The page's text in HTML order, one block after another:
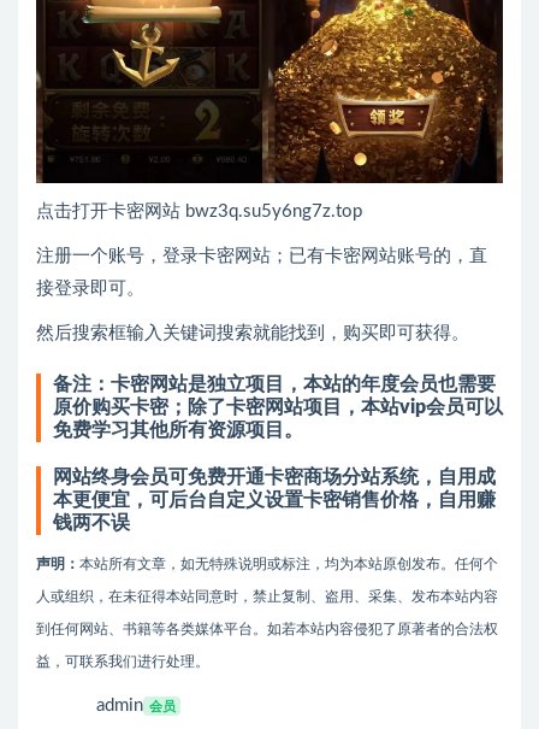
点击打开卡密网站 bwz3q.su5y6ng7z.top
注册一个账号，登录卡密网站；已有卡密网站账号的，直
接登录即可。
然后搜索框输入关键词搜索就能找到，购买即可获得。
备注：卡密网站是独立项目，本站的年度会员也需要
原价购买卡密；除了卡密网站项目，本站vip会员可以
免费学习其他所有资源项目。
网站终身会员可免费开通卡密商场分站系统，自用成
本更便宜，可后台自定义设置卡密销售价格，自用赚
钱两不误
声明： 本站所有文章，如无特殊说明或标注，均为本站原创发布。任何个
人或组织，在未征得本站同意时，禁止复制、盗用、采集、发布本站内容
到任何网站、书籍等各类媒体平台。如若本站内容侵犯了原著者的合法权
益，可联系我们进行处理。
admin 会员